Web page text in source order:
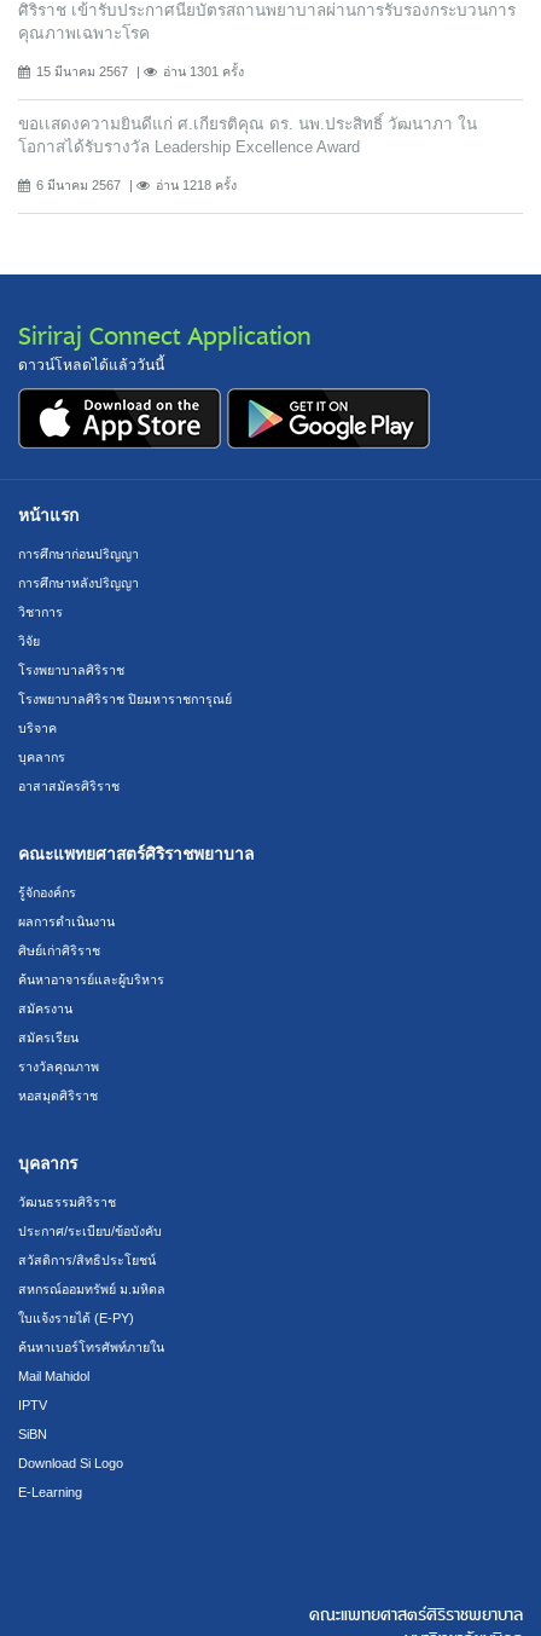
ศิริราช เข้ารับประกาศนียบัตรสถานพยาบาลผ่านการรับรองกระบวนการ
คุณภาพเฉพาะโรค
15 มีนาคม 2567 อ่าน 1301 ครั้ง
ขอเเสดงความยินดีแก่ ศ.เกียรติคุณ ดร. นพ.ประสิทธิ์ วัฒนาภา ใน
โอกาสได้รับรางวัล Leadership Excellence Award
6 มีนาคม 2567 อ่าน 1218 ครั้ง
Siriraj Connect Application
ดาวน์โหลดได้แล้ววันนี้
หน้าแรก
การศึกษาก่อนปริญญา
การศึกษาหลังปริญญา
วิชาการ
วิจัย
โรงพยาบาลศิริราช
โรงพยาบาลศิริราช ปิยมหาราชการุณย์
บริจาค
บุคลากร
อาสาสมัครศิริราช
คณะแพทยศาสตร์ศิริราชพยาบาล
รู้จักองค์กร
ผลการดำเนินงาน
ศิษย์เก่าศิริราช
ค้นหาอาจารย์และผู้บริหาร
สมัครงาน
สมัครเรียน
รางวัลคุณภาพ
หอสมุดศิริราช
บุคลากร
วัฒนธรรมศิริราช
ประกาศ/ระเบียบ/ข้อบังคับ
สวัสดิการ/สิทธิประโยชน์
สหกรณ์ออมทรัพย์ ม.มหิดล
ใบแจ้งรายได้ (E-PY)
ค้นหาเบอร์โทรศัพท์ภายใน
Mail Mahidol
IPTV
SiBN
Download Si Logo
E-Learning
คณะแพทยศาสตร์ศิริราชพยาบาล